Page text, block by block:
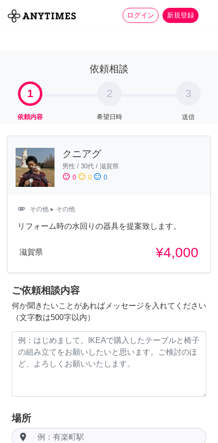
ログイン 新規登録
全て 家事 more_horiz
依頼相談
1
依頼内容
2
希望日時
3
送信
クニアグ
男性 / 30代 / 滋賀県
sentiment_satisfied 0 sentiment_neutral 0 sentiment_dissatisfied 0
attachment その他 ▸ その他
リフォーム時の水回りの器具を提案致します。
滋賀県 ¥4,000
ご依頼相談内容
何か聞きたいことがあればメッセージを入れてください
（文字数は500字以内）
場所
room